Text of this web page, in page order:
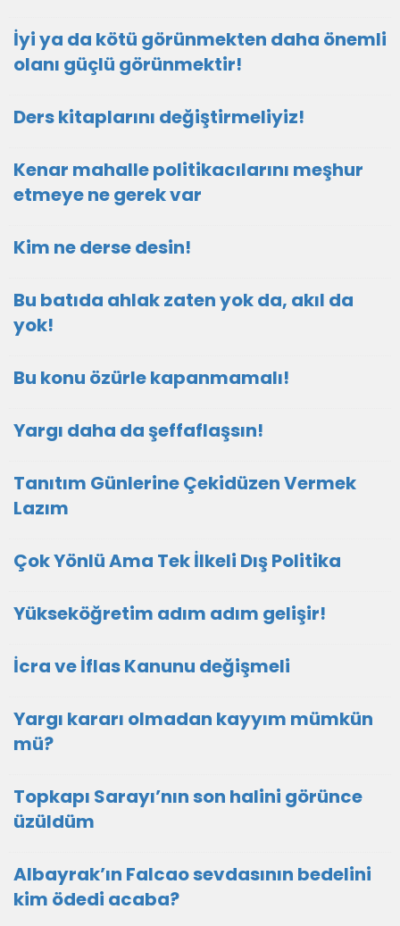
İyi ya da kötü görünmekten daha önemli
olanı güçlü görünmektir!
Ders kitaplarını değiştirmeliyiz!
Kenar mahalle politikacılarını meşhur
etmeye ne gerek var
Kim ne derse desin!
Bu batıda ahlak zaten yok da, akıl da
yok!
Bu konu özürle kapanmamalı!
Yargı daha da şeffaflaşsın!
Tanıtım Günlerine Çekidüzen Vermek
Lazım
Çok Yönlü Ama Tek İlkeli Dış Politika
Yükseköğretim adım adım gelişir!
İcra ve İflas Kanunu değişmeli
Yargı kararı olmadan kayyım mümkün
mü?
Topkapı Sarayı’nın son halini görünce
üzüldüm
Albayrak’ın Falcao sevdasının bedelini
kim ödedi acaba?